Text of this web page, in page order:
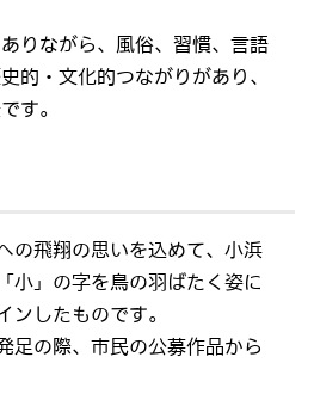
りながら、風俗、習慣、言語
的・文化的つながりがあり、
す。
の飛翔の思いを込めて、小浜
小」の字を鳥の羽ばたく姿に
ンしたものです。
足の際、市民の公募作品から